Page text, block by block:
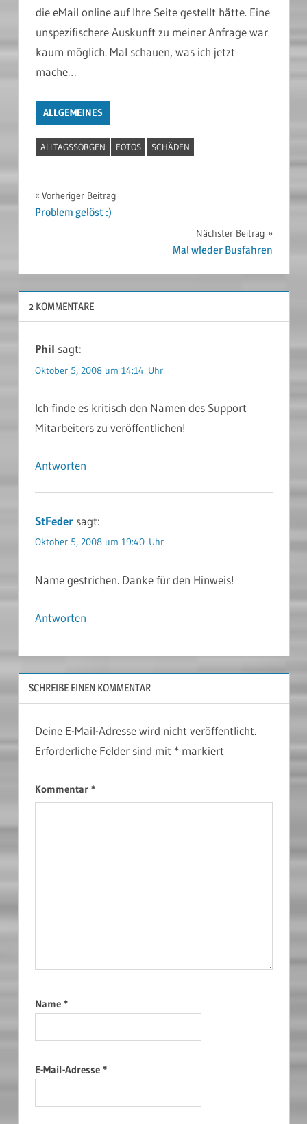
die eMail online auf Ihre Seite gestellt hätte. Eine
unspezifischere Auskunft zu meiner Anfrage war
kaum möglich. Mal schauen, was ich jetzt
mache…
ALLGEMEINES
ALLTAGSSORGEN FOTOS SCHÄDEN
Beitragsnavigation
Vorheriger Beitrag
Problem gelöst :)
Nächster Beitrag
Mal wieder Busfahren
2 KOMMENTARE
Phil sagt:
Oktober 5, 2008 um 14:14 Uhr
Ich finde es kritisch den Namen des Support
Mitarbeiters zu veröffentlichen!
Antworten
StFeder sagt:
Oktober 5, 2008 um 19:40 Uhr
Name gestrichen. Danke für den Hinweis!
Antworten
SCHREIBE EINEN KOMMENTAR
Deine E-Mail-Adresse wird nicht veröffentlicht.
Erforderliche Felder sind mit *markiert
Kommentar *
Name *
E-Mail-Adresse *